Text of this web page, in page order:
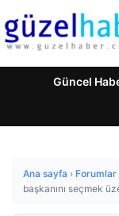
Güncel
Ana sayfa › Forumlar
başkanını seçmek